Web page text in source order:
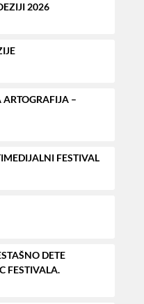
2026
–
FESTIVAL
DETE
FESTIVALA.